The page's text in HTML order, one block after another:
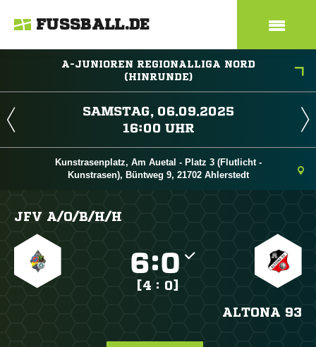
FUSSBALL.DE
A-JUNIOREN REGIONALLIGA NORD
(HINRUNDE)
 
 
Kunstrasenplatz, Am Auetal - Platz 3 (Flutlicht -
Kunstrasen), Büntweg 9, 21702 Ahlerstedt
JFV A/​O/​B/​H/​H
:
[4 : 0]
ALTONA 93